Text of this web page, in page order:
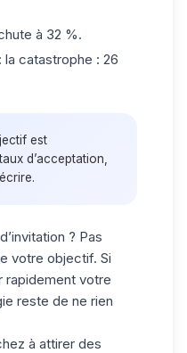
à 32 %.
: la catastrophe : 26
est
d’acceptation,
? Pas
votre objectif. Si
rapidement votre
reste de ne rien
à attirer des